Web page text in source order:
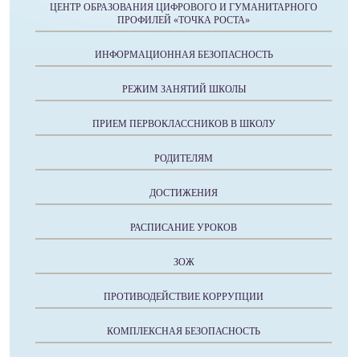
ЦЕНТР ОБРАЗОВАНИЯ ЦИФРОВОГО И ГУМАНИТАРНОГО
ПРОФИЛЕЙ «ТОЧКА РОСТА»
ИНФОРМАЦИОННАЯ БЕЗОПАСНОСТЬ
РЕЖИМ ЗАНЯТИЙ ШКОЛЫ
ПРИЕМ ПЕРВОКЛАССНИКОВ В ШКОЛУ
РОДИТЕЛЯМ
ДОСТИЖЕНИЯ
РАСПИСАНИЕ УРОКОВ
ЗОЖ
ПРОТИВОДЕЙСТВИЕ КОРРУПЦИИ
КОМПЛЕКСНАЯ БЕЗОПАСНОСТЬ